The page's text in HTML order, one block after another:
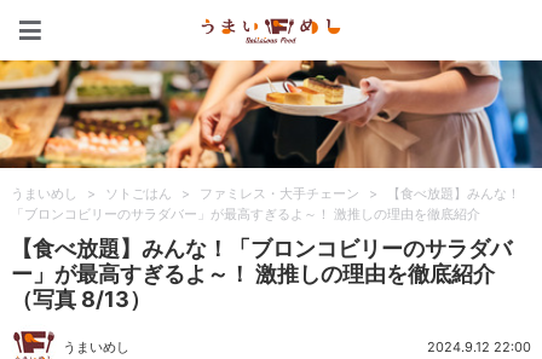
うまいめし > ソトごはん > ファミレス・大手チェーン >
【食べ放題】みんな！
「ブロンコビリーのサラダバー」が最高すぎるよ～！ 激推しの理由を徹底紹介
【食べ放題】みんな！「ブロンコビリーのサラダバ
ー」が最高すぎるよ～！ 激推しの理由を徹底紹介
（写真 8/13）
うまいめし 2024.9.12 22:00